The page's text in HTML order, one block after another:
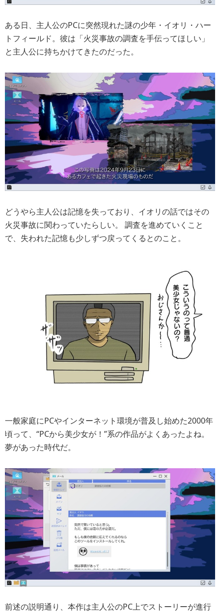
ある日、主人公のPCに突然現れた謎の少年・イオリ・ハー
トフィールド。彼は「火災事故の調査を手伝ってほしい」
と主人公に持ちかけてきたのだった。
どうやら主人公は記憶を失っており、イオリの話ではその
火災事故に関わっていたらしい。 調査を進めていくこと
で、失われた記憶も少しずつ戻ってくるとのこと。
一般家庭にPCやインターネット環境が普及し始めた2000年
頃って、“PCから美少女が！”系の作品がよくあったよね。
夢があった時代だ。
前述の説明通り、本作は主人公のPC上でストーリーが進行